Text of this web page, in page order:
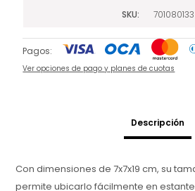
SKU 701080133
Pagos:
Ver opciones de pago y planes de cuotas
Descripción
Con dimensiones de 7x7x19 cm, su
permite ubicarlo fácilmente en